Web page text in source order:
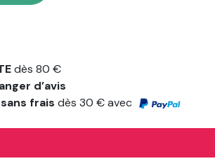
dès 80 €
d’avis
sans fraisdès 30 € avec